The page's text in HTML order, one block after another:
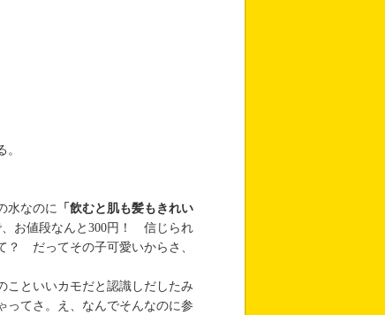
水なのに 「飲むと肌も髪もきれい
、お値段なんと300円！ 信じられ
？ だってその子可愛いからさ、
といいカモだと認識しだしたみ
ってさ。え、なんでそんなのに参